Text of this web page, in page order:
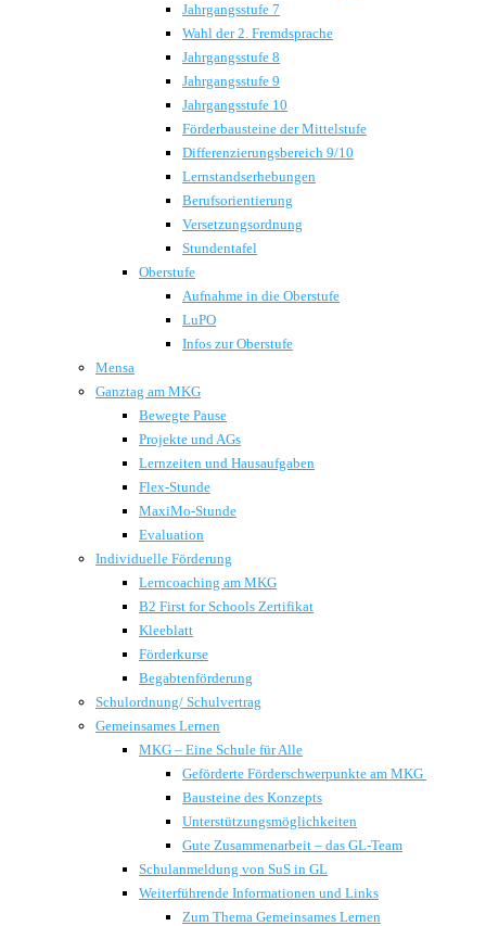
Jahrgangsstufe 7
Wahl der 2. Fremdsprache
Jahrgangsstufe 8
Jahrgangsstufe 9
Jahrgangsstufe 10
Förderbausteine der Mittelstufe
Differenzierungsbereich 9/10
Lernstandserhebungen
Berufsorientierung
Versetzungsordnung
Stundentafel
Oberstufe
Aufnahme in die Oberstufe
LuPO
Infos zur Oberstufe
Mensa
Ganztag am MKG
Bewegte Pause
Projekte und AGs
Lernzeiten und Hausaufgaben
Flex-Stunde
MaxiMo-Stunde
Evaluation
Individuelle Förderung
Lerncoaching am MKG
B2 First for Schools Zertifikat
Kleeblatt
Förderkurse
Begabtenförderung
Schulordnung/ Schulvertrag
Gemeinsames Lernen
MKG – Eine Schule für Alle
Geförderte Förderschwerpunkte am MKG
Bausteine des Konzepts
Unterstützungsmöglichkeiten
Gute Zusammenarbeit – das GL-Team
Schulanmeldung von SuS in GL
Weiterführende Informationen und Links
Zum Thema Gemeinsames Lernen